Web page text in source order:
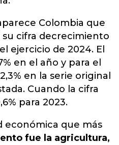
Colombia que
cifra decrecimiento
ejercicio de 2024. El
en el año y para el
en la serie original
Cuando la cifra
para 2023.
económica que más
fue la agricultura,